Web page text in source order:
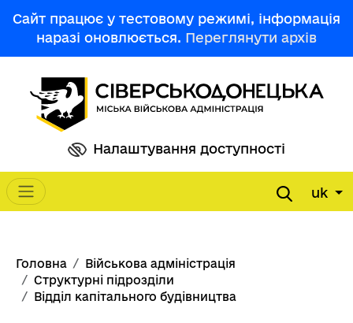
Сайт працює у тестовому режимі, інформація
наразі оновлюється. Переглянути архів
Налаштування доступності
Main navigation uk
Рядок навіґації
Головна
Військова адміністрація
Структурні підрозділи
Відділ капітального будівництва